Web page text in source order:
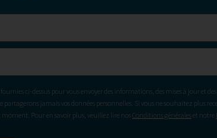
ci-dessus pour vous envoyer des informations, des mises à jour et des
partagerons jamais vos données personnelles. Si vous ne souhaitez plus
moment. Pour en savoir plus, veuillez lire nosConditions généraleset notre